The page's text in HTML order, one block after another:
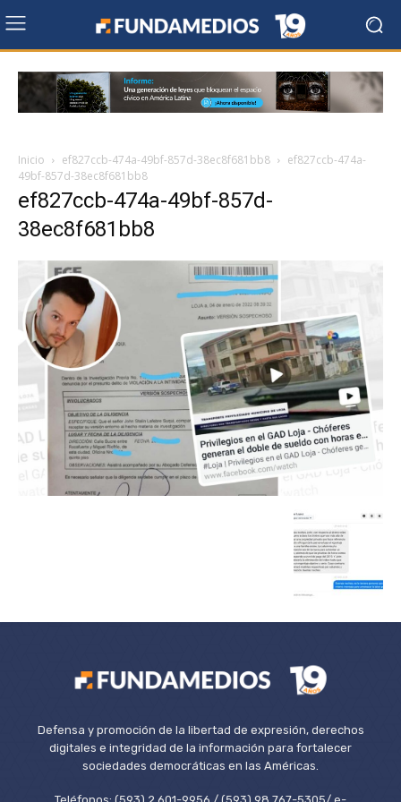
Inicio ef827ccb-474a-49bf-857d-38ec8f681bb8
ef827ccb-474a-
49bf-857d-38ec8f681bb8
ef827ccb-474a-49bf-857d-
38ec8f681bb8
Defensa y promoción de la libertad de expresión, derechos
digitales e integridad de la información para fortalecer
sociedades democráticas en las Américas.